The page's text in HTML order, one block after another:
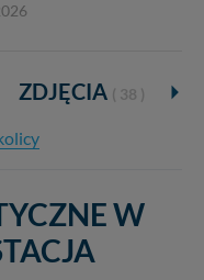
ZDJĘCIA ( 38 )
W